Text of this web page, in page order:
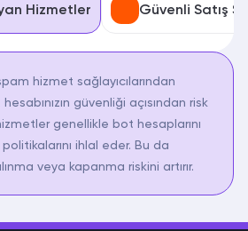
Hizmetler Güvenli Satış
hizmet sağlayıcılarından
güvenliği açısından risk
genellikle bot hesaplarını
ihlal eder. Bu da
veya kapanma riskini artırır.